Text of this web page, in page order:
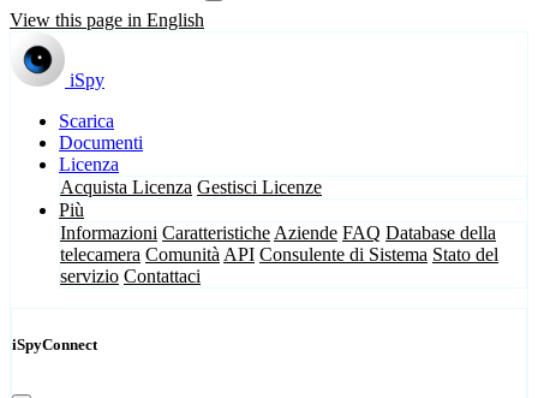
View this page in English
iSpy
Scarica
Documenti
Licenza
Acquista Licenza Gestisci Licenze
Più
Informazioni Caratteristiche Aziende FAQ Database della
telecamera Comunità API Consulente di Sistema Stato del
servizio Contattaci
iSpyConnect